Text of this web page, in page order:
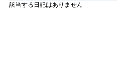
該当する日記はありません